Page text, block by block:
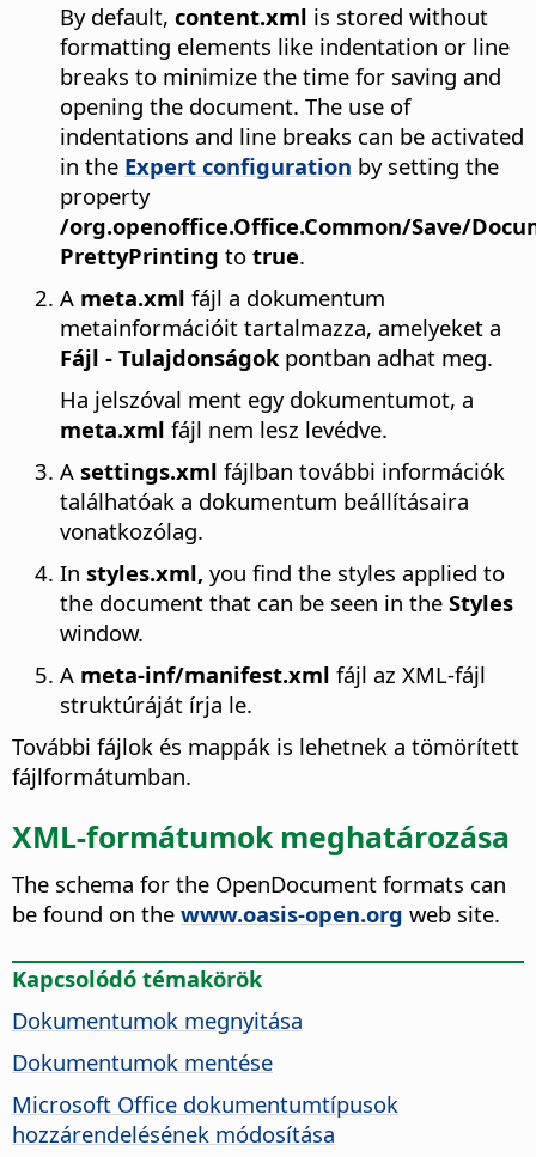
By default, content.xml is stored without
formatting elements like indentation or line
breaks to minimize the time for saving and
opening the document. The use of
indentations and line breaks can be activated
in the Expert configuration by setting the
property
/org.openoffice.Office.Common/Save/
PrettyPrinting to true.
A meta.xml fájl a dokumentum
metainformációit tartalmazza, amelyeket a
Fájl - Tulajdonságokpontban adhat meg.
Ha jelszóval ment egy dokumentumot, a
meta.xml fájl nem lesz levédve.
A settings.xml fájlban további információk
találhatóak a dokumentum beállításaira
vonatkozólag.
In styles.xml, you find the styles applied to
the document that can be seen in the Styles
window.
A meta-inf/manifest.xml fájl az XML-fájl
struktúráját írja le.
További fájlok és mappák is lehetnek a tömörített
fájlformátumban.
XML-formátumok meghatározása
The schema for the OpenDocument formats can
be found on the www.oasis-open.org web site.
Kapcsolódó témakörök
Dokumentumok megnyitása
Dokumentumok mentése
Microsoft Office dokumentumtípusok
hozzárendelésének módosítása